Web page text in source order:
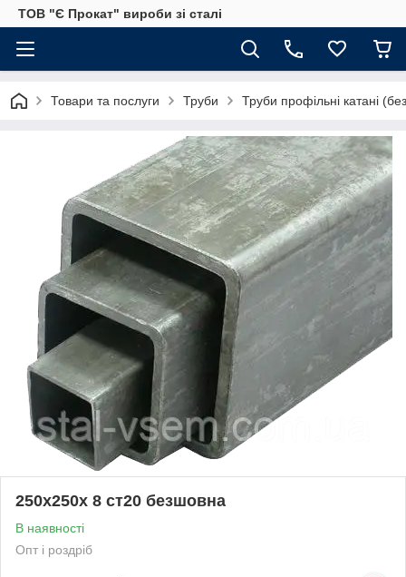
ТОВ "Є Прокат" вироби зі сталі
Товари та послуги Труби Труби профільні катані
250х250х 8 ст20 безшовна
В наявності
Опт і роздріб